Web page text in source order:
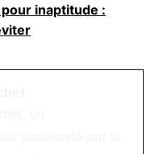
inaptitude :